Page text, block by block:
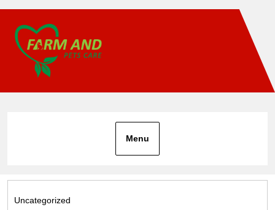
content
Menu
Uncategorized